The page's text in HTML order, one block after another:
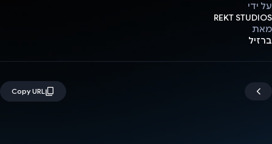
על ידי
REKT STUDIOS
מאת
ברזיל